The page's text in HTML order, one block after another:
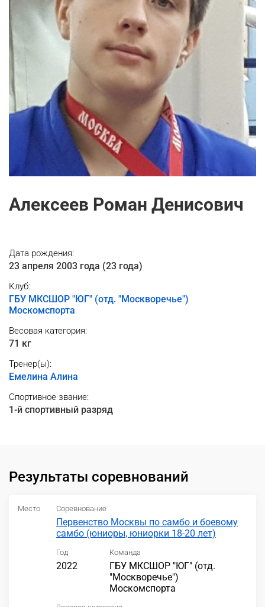
Алексеев Роман Денисович
Дата рождения:
23 апреля 2003 года (23 года)
Клуб:
ГБУ МКСШОР "ЮГ" (отд. "Москворечье")
Москомспорта
Весовая категория:
71 кг
Тренер(ы):
Емелина Алина
Спортивное звание:
1-й спортивный разряд
Результаты соревнований
Место Соревнование
Первенство Москвы по самбо и боевому
самбо (юниоры, юниорки 18-20 лет)
Год
2022
Команда
ГБУ МКСШОР "ЮГ" (отд.
"Москворечье")
Москомспорта